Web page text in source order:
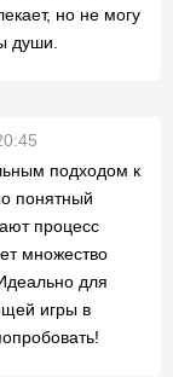
но не могу
души.
подходом к
понятный
процесс
множество
для
игры в